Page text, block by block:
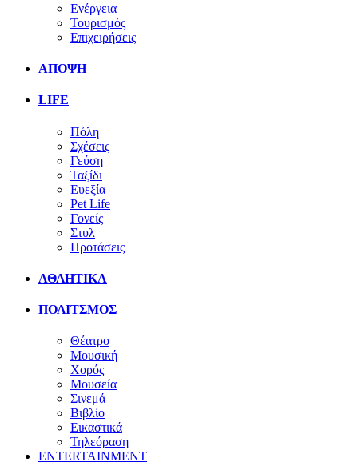
Ενέργεια
Τουρισμός
Επιχειρήσεις
ΑΠΟΨΗ
LIFE
Πόλη
Σχέσεις
Γεύση
Ταξίδι
Ευεξία
Pet Life
Γονείς
Στυλ
Προτάσεις
ΑΘΛΗΤΙΚΑ
ΠΟΛΙΤΣΜΟΣ
Θέατρο
Μουσική
Χορός
Μουσεία
Σινεμά
Βιβλίο
Εικαστικά
Τηλεόραση
ENTERTAINMENT